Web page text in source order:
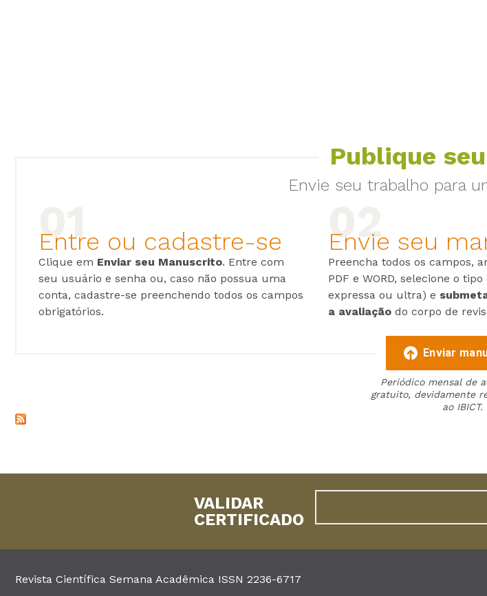
Publique
Envie seu trabalho para
Entre ou cadastre-se
Clique em Enviar seu Manuscrito. Entre com
seu usuário e senha ou, caso não possua uma
conta, cadastre-se preenchendo todos os campos
obrigatórios.
Envie seu
Preencha todos os campos,
PDF e WORD, selecione o
expressa ou ultra) e
a avaliação do corpo de
Enviar
Periódico mensal de
gratuito, devidamente
ao IBICT.
VALIDAR
CERTIFICADO
Revista Científica Semana Acadêmica ISSN 2236-6717